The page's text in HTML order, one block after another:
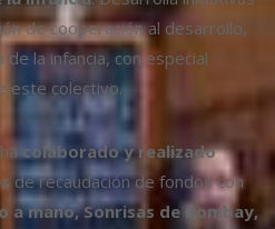
de cooperación al desarrollo,
la infancia, con especial
este colectivo.
colaborado y realizado
de recaudación de fondos con
a mano, Sonrisas de Bombay,